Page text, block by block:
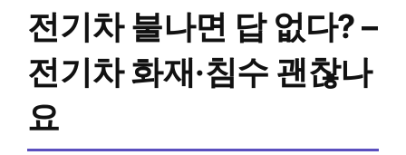
전기차 불나면 답 없다? –
전기차 화재·침수 괜찮나
요